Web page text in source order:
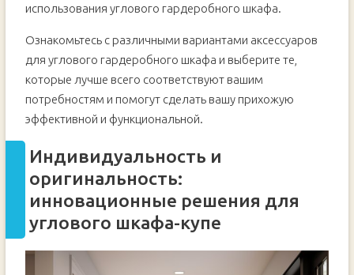
использования углового гардеробного шкафа.
Ознакомьтесь с различными вариантами аксессуаров
для углового гардеробного шкафа и выберите те,
которые лучше всего соответствуют вашим
потребностям и помогут сделать вашу прихожую
эффективной и функциональной.
Индивидуальность и
оригинальность:
инновационные решения для
углового шкафа-купе